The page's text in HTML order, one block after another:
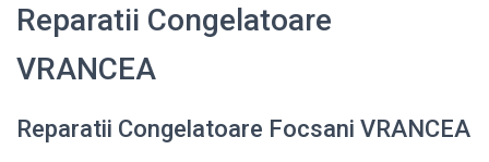
Reparatii Congelatoare
VRANCEA
Reparatii Congelatoare Focsani VRANCEA